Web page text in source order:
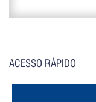
ACESSO RÁPIDO